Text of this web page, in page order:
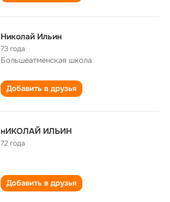
Николай Ильин
73 года
Большеатменская школа
Добавить в друзья
нИКОЛАЙ ИЛЬИН
72 года
Добавить в друзья